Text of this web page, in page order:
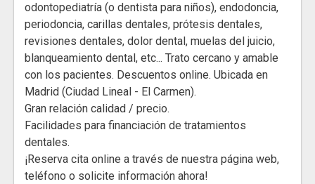
odontopediatría (o dentista para niños), endodoncia,
periodoncia, carillas dentales, prótesis dentales,
revisiones dentales, dolor dental, muelas del juicio,
blanqueamiento dental, etc... Trato cercano y amable
con los pacientes. Descuentos online. Ubicada en
Madrid (Ciudad Lineal - El Carmen).
Gran relación calidad / precio.
Facilidades para financiación de tratamientos
dentales.
¡Reserva cita online a través de nuestra página web,
teléfono o solicite información ahora!